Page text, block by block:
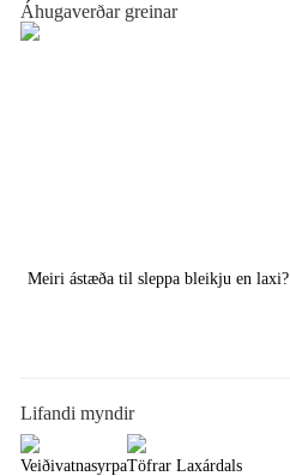
Áhugaverðar greinar
Meiri ástæða til sleppa bleikju en laxi?
Lifandi myndir
VeiðivatnasyrpaTöfrar Laxárdals